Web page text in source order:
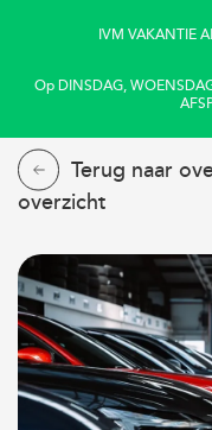
Terug naar
overzicht
IVM VAKANTIE
Op DINSDAG,